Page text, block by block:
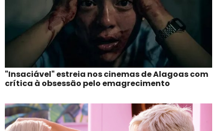
"Insaciável" estreia nos cinemas de Alagoas com
crítica à obsessão pelo emagrecimento